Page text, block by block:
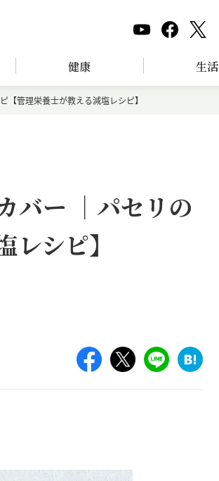
健康 生活
管理栄養士が教える減塩レシピ】
バー ｜パセリの
シピ】